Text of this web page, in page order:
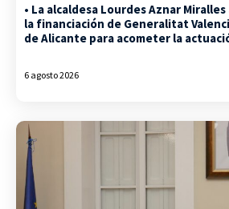
• La alcaldesa Lourdes Aznar
la financiación de Generalitat
de Alicante para acometer la
6 agosto 2026